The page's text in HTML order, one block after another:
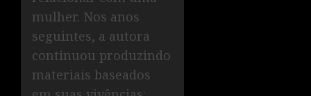
mulher. Nos anos
seguintes, a autora
continuou produzindo
materiais baseados